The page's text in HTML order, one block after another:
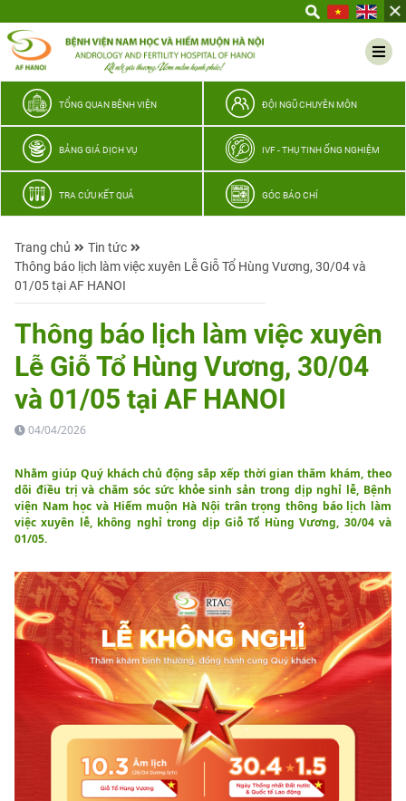
thương
TỔNG QUAN BỆNH VIỆN ĐỘI NGŨ CHUYÊN MÔN
BẢNG GIÁ DỊCH VỤ IVF - THỤ TINH ỐNG NGHIỆM
TRA CỨU KẾT QUẢ GÓC BÁO CHÍ
Trang chủ
Tin tức
Thông báo lịch làm việc xuyên Lễ Giỗ Tổ Hùng Vương, 30/04 và
01/05 tại AF HANOI
Thông báo lịch làm việc xuyên
Lễ Giỗ Tổ Hùng Vương, 30/04
và 01/05 tại AF HANOI
04/04/2026
Nhằm giúp Quý khách chủ động sắp xếp thời gian thăm khám, theo
dõi điều trị và chăm sóc sức khỏe sinh sản trong dịp nghỉ lễ, Bệnh
viện Nam học và Hiếm muộn Hà Nội trân trọng thông báo lịch làm
việc xuyên lễ, không nghỉ trong dịp Giỗ Tổ Hùng Vương, 30/04 và
01/05.